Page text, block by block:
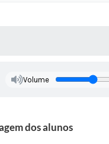
Volume
dos alunos